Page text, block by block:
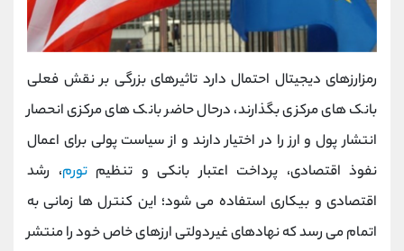
رمزارزهای دیجیتال احتمال دارد تاثیرهای بزرگی بر نقش فعلی
بانک های مرکزی بگذارند، درحال حاضر بانک های مرکزی انحصار
انتشار پول و ارز را در اختیار دارند و از سیاست پولی برای اعمال
نفوذ اقتصادی، پرداخت اعتبار بانکی و تنظیمتورم، رشد
اقتصادی و بیکاری استفاده می شود؛ این کنترل ها زمانی به
اتمام می رسد که نهادهای غیردولتی ارزهای خاص خود را منتشر